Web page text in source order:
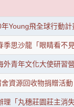
Young飛全球行動計
季思沙龍「眼睛看不
外青年文化大使研習
舍資源回收物捐贈活動
理「丸穗莊園莊主消